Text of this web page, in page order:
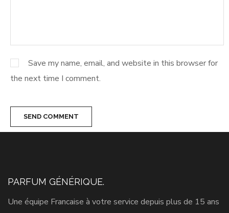
Save my name, email, and website in this browser for
the next time I comment.
SEND COMMENT
PARFUM GÉNÉRIQUE.
Une équipe Francaise à votre service depuis plus de 15 ans